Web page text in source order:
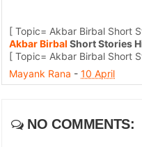
[ Topic= Akbar Birbal Short
AkbarBirbal Short Stories
[ Topic= Akbar Birbal Short
Mayank Rana - 10 April
NO COMMENTS: